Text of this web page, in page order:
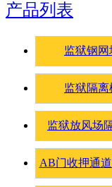
产品列表
监狱钢网
监狱隔离
监狱放风场
AB门收押通